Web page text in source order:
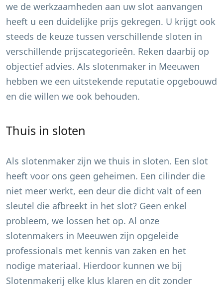
we de werkzaamheden aan uw slot aanvangen
heeft u een duidelijke prijs gekregen. U krijgt ook
steeds de keuze tussen verschillende sloten in
verschillende prijscategorieên. Reken daarbij op
objectief advies. Als slotenmaker in Meeuwen
hebben we een uitstekende reputatie opgebouwd
en die willen we ook behouden.
Thuis in sloten
Als slotenmaker zijn we thuis in sloten. Een slot
heeft voor ons geen geheimen. Een cilinder die
niet meer werkt, een deur die dicht valt of een
sleutel die afbreekt in het slot? Geen enkel
probleem, we lossen het op. Al onze
slotenmakers in Meeuwen zijn opgeleide
professionals met kennis van zaken en het
nodige materiaal. Hierdoor kunnen we bij
Slotenmakerij elke klus klaren en dit zonder